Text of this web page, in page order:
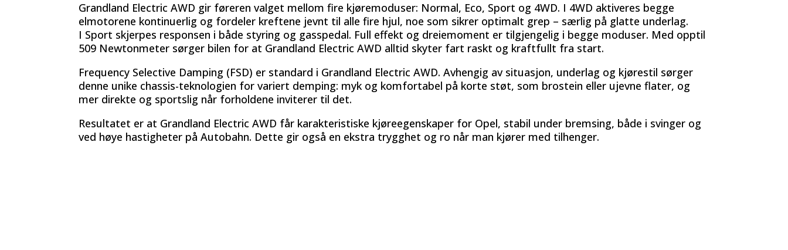
Grandland Electric AWD gir føreren valget mellom fire kjøremoduser: Normal, Eco, Sport og 4WD. I 4WD aktiveres begge
elmotorene kontinuerlig og fordeler kreftene jevnt til alle fire hjul, noe som sikrer optimalt grep – særlig på glatte underlag.
I Sport skjerpes responsen i både styring og gasspedal. Full effekt og dreiemoment er tilgjengelig i begge moduser. Med opptil
509 Newtonmeter sørger bilen for at Grandland Electric AWD alltid skyter fart raskt og kraftfullt fra start.
Frequency Selective Damping (FSD) er standard i Grandland Electric AWD. Avhengig av situasjon, underlag og kjørestil sørger
denne unike chassis-teknologien for variert demping: myk og komfortabel på korte støt, som brostein eller ujevne flater, og
mer direkte og sportslig når forholdene inviterer til det.
Resultatet er at Grandland Electric AWD får karakteristiske kjøreegenskaper for Opel, stabil under bremsing, både i svinger og
ved høye hastigheter på Autobahn. Dette gir også en ekstra trygghet og ro når man kjører med tilhenger.